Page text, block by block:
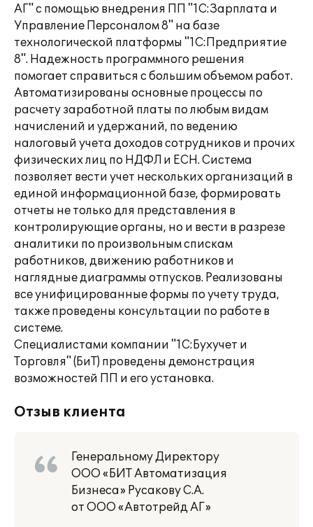
АГ" с помощью внедрения ПП "1С:Зарплата и
Управление Персоналом 8" на базе
технологической платформы "1С:Предприятие
8". Надежность программного решения
помогает справиться с большим объемом работ.
Автоматизированы основные процессы по
расчету заработной платы по любым видам
начислений и удержаний, по ведению
налоговый учета доходов сотрудников и прочих
физических лиц по НДФЛ и ЕСН. Система
позволяет вести учет нескольких организаций в
единой информационной базе, формировать
отчеты не только для представления в
контролирующие органы, но и вести в разрезе
аналитики по произвольным спискам
работников, движению работников и
наглядные диаграммы отпусков. Реализованы
все унифицированные формы по учету труда,
также проведены консультации по работе в
системе.
Специалистами компании "1С:Бухучет и
Торговля" (БиТ) проведены демонстрация
возможностей ПП и его установка.
Отзыв клиента
Генеральному Директору
ООО «БИТ Автоматизация
Бизнеса» Русакову С.А.
от ООО «Автотрейд АГ»